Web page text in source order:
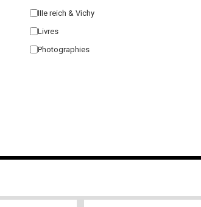
IIIe reich & Vichy
Livres
Photographies